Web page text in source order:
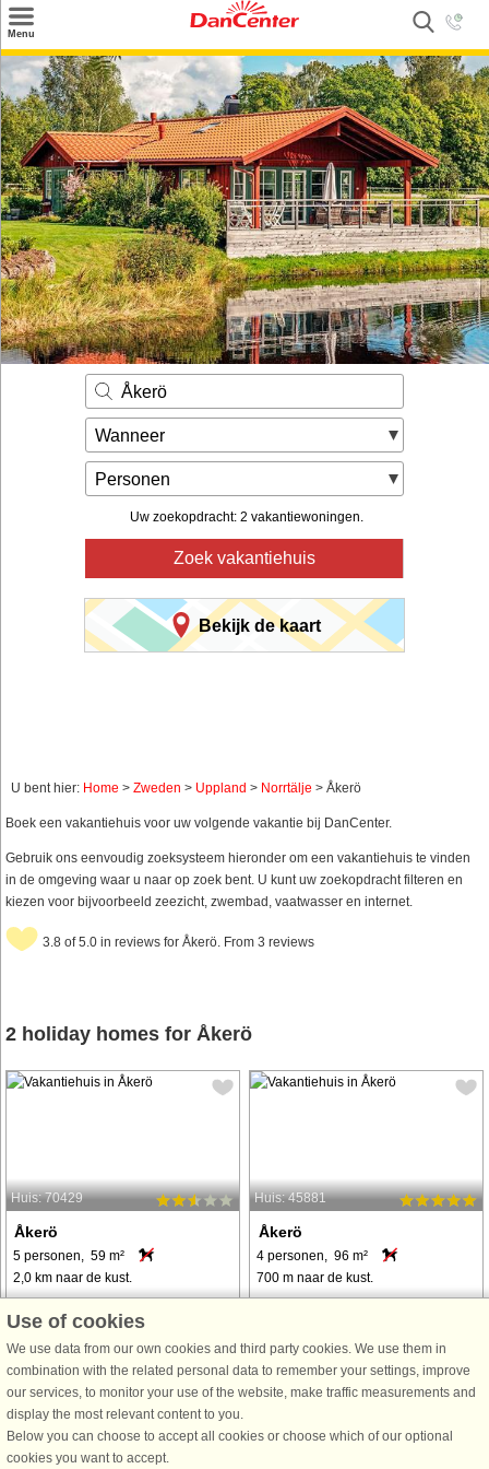
Menu
Zoeken
Inspiratie
Informatie over
Service
Kontakt
Åkerö
Wanneer
Personen
Uw zoekopdracht: 2 vakantiewoningen.
Zoek vakantiehuis
Bekijk de kaart
U bent hier: Home > Zweden > Uppland > Norrtälje > Åkerö
Boek een vakantiehuis voor uw volgende vakantie bij DanCenter.
Gebruik ons eenvoudig zoeksysteem hieronder om een vakantiehuis te vinden
in de omgeving waar u naar op zoek bent. U kunt uw zoekopdracht filteren en
kiezen voor bijvoorbeeld zeezicht, zwembad, vaatwasser en internet.
3.8 of 5.0 in reviews for Åkerö. From 3 reviews
2 holiday homes for Åkerö
Huis: 70429
Åkerö
5 personen, 59 m²
2,0 km naar de kust.
A wonderful holiday home with a
Rådmansö. Located north of
Stockholm and about 15 km to
Norrtälje. The cottage is located in a
nice cottage area with a heated
communal ...
Huis: 45881
Åkerö
4 personen, 96 m²
700 m naar de kust.
bequem untergebracht in diesem
modernen Ferienhaus mit allen
Annehmlichkeiten, das zudem in der
Das 2021 ...
Use of cookies
We use data from our own cookies and third party cookies. We use them in
combination with the related personal data to remember your settings, improve
our services, to monitor your use of the website, make traffic measurements and
display the most relevant content to you.
Below you can choose to accept all cookies or choose which of our optional
cookies you want to accept.